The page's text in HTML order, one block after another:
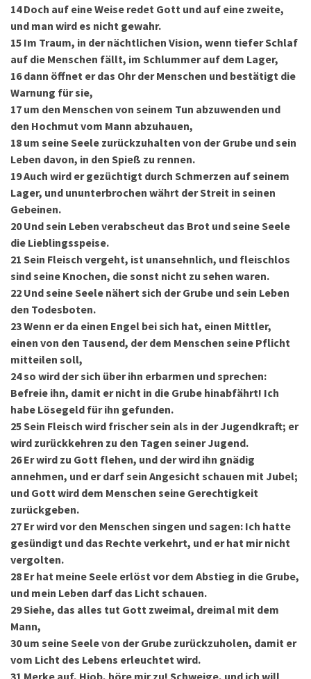
14 Doch auf eine Weise redet Gott und auf eine zweite,
und man wird es nicht gewahr.
15 Im Traum, in der nächtlichen Vision, wenn tiefer Schlaf
auf die Menschen fällt, im Schlummer auf dem Lager,
16 dann öffnet er das Ohr der Menschen und bestätigt die
Warnung für sie,
17 um den Menschen von seinem Tun abzuwenden und
den Hochmut vom Mann abzuhauen,
18 um seine Seele zurückzuhalten von der Grube und sein
Leben davon, in den Spieß zu rennen.
19Auch wird er gezüchtigt durch Schmerzen auf seinem
Lager, und ununterbrochen währt der Streit in seinen
Gebeinen.
20 Und sein Leben verabscheut das Brot und seine Seele
die Lieblingsspeise.
21 Sein Fleisch vergeht, ist unansehnlich, und fleischlos
sind seine Knochen, die sonst nicht zu sehen waren.
22 Und seine Seele nähert sich der Grube und sein Leben
den Todesboten.
23Wenn er da einen Engel bei sich hat, einen Mittler,
einen von den Tausend, der dem Menschen seine Pflicht
mitteilen soll,
24so wird der sich über ihn erbarmen und sprechen:
Befreie ihn, damit er nicht in die Grube hinabfährt! Ich
habe Lösegeld für ihn gefunden.
25Sein Fleisch wird frischer sein als in der Jugendkraft; er
wird zurückkehren zu den Tagen seiner Jugend.
26 Er wird zu Gott flehen, und der wird ihn gnädig
annehmen, und er darf sein Angesicht schauen mit Jubel;
und Gott wird dem Menschen seine Gerechtigkeit
zurückgeben.
27 Er wird vor den Menschen singen und sagen: Ich hatte
gesündigt und das Rechte verkehrt, und er hat mir nicht
vergolten.
28 Er hat meine Seele erlöst vor dem Abstieg in die Grube,
und mein Leben darf das Licht ­schauen.
29Siehe, das alles tut Gott zweimal, dreimal mit dem
Mann,
30 um seine Seele von der Grube zurückzuholen, damit er
vom Licht des Lebens erleuchtet wird.
31 Merke auf, Hiob, höre mir zu! Schweige, und ich will